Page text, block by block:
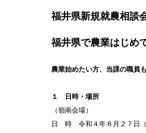
福井県新規就農相談
福井県で農業はじめ
農業始めたい方、当課の職員
１ 日時・場所
（嶺南会場）
日 時 令和４年８月２７日